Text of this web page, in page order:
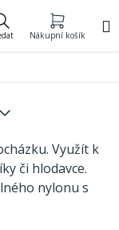
Nákupní košík
Využít k
či hlodavce.
nylonu s